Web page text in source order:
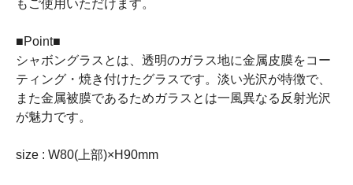
もご使用いただけます。
■Point■
シャボングラスとは、透明のガラス地に金属皮膜をコー
ティング・焼き付けたグラスです。淡い光沢が特徴で、
また金属被膜であるためガラスとは一風異なる反射光沢
が魅力です。
size : W80(上部)×H90mm